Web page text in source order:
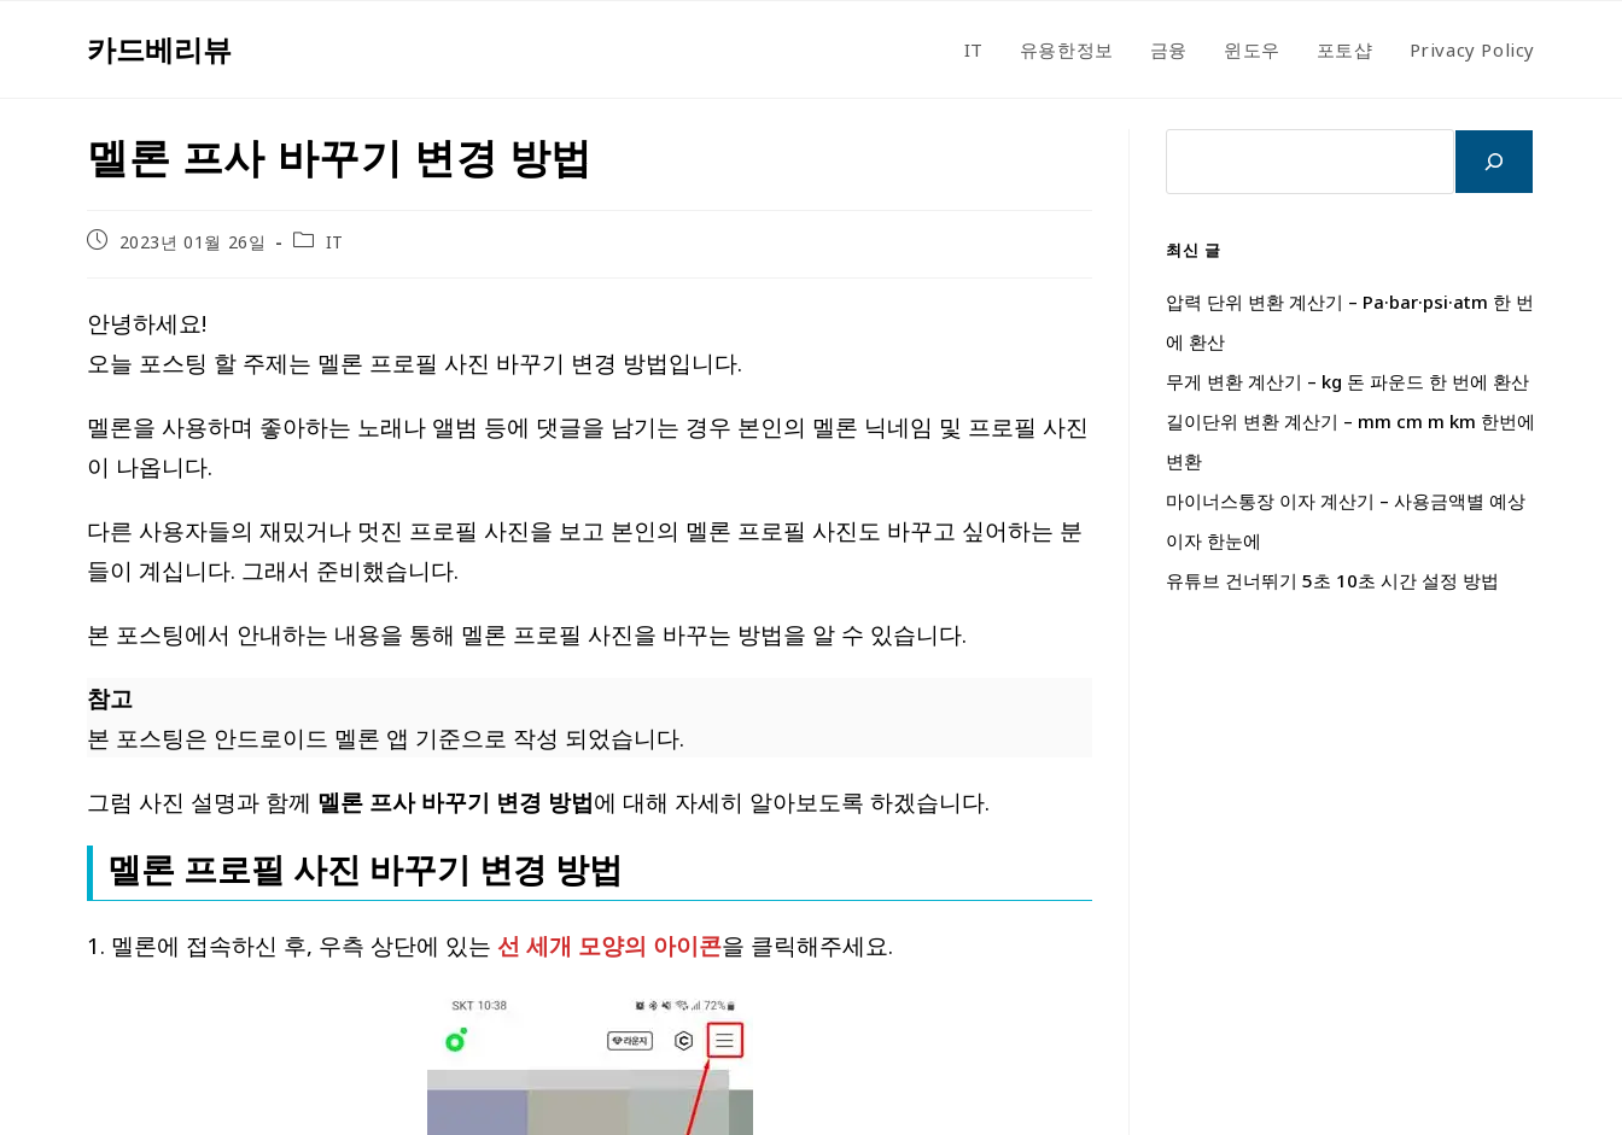
카드베리뷰 IT 유용한정보 금융 윈도우 포토샵 Privacy Policy
멜론 프사 바꾸기 변경 방법
Post2023년 01월 26일
PostIT
안녕하세요!
오늘 포스팅 할 주제는 멜론 프로필 사진 바꾸기 변경 방법입니다.
멜론을 사용하며 좋아하는 노래나 앨범 등에 댓글을 남기는 경우 본인의 멜론 닉네임 및 프로필 사진
이 나옵니다.
다른 사용자들의 재밌거나 멋진 프로필 사진을 보고 본인의 멜론 프로필 사진도 바꾸고 싶어하는 분
들이 계십니다. 그래서 준비했습니다.
본 포스팅에서 안내하는 내용을 통해 멜론 프로필 사진을 바꾸는 방법을 알 수 있습니다.
참고
본 포스팅은 안드로이드 멜론 앱 기준으로 작성 되었습니다.
그럼 사진 설명과 함께 멜론 프사 바꾸기 변경 방법에 대해 자세히 알아보도록 하겠습니다.
멜론 프로필 사진 바꾸기 변경 방법
1. 멜론에 접속하신 후, 우측 상단에 있는 선 세개 모양의 아이콘을 클릭해주세요.
최신 글
압력 단위 변환 계산기 – Pa·bar·psi·atm 한 번
에 환산
무게 변환 계산기 – kg 돈 파운드 한 번에 환산
길이단위 변환 계산기 – mm cm m km 한번에
변환
마이너스통장 이자 계산기 – 사용금액별 예상
이자 한눈에
유튜브 건너뛰기 5초 10초 시간 설정 방법